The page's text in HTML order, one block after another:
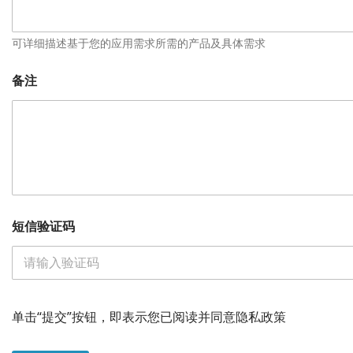
门
可详细描述基于您的应用需求所需的产品及具体需求
备注
短信验证码
单击“提交”按钮，即表示您已阅读并同意隐私政策